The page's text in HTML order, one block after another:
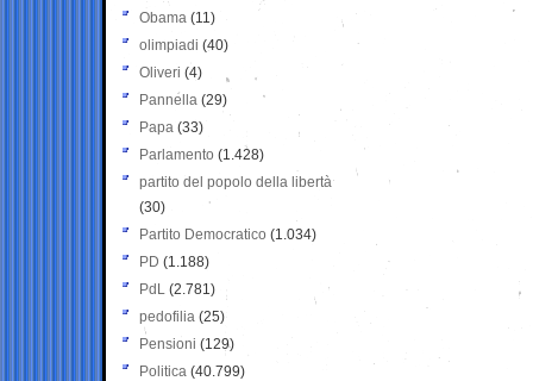
Obama (11)
olimpiadi (40)
Oliveri (4)
Pannella (29)
Papa (33)
Parlamento (1.428)
partito del popolo della libertà
(30)
Partito Democratico (1.034)
PD (1.188)
PdL (2.781)
pedofilia (25)
Pensioni (129)
Politica (40.799)